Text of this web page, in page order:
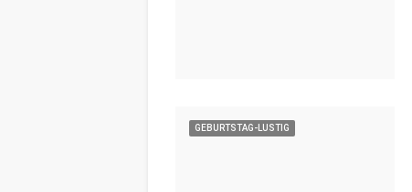
GEBURTSTAG-LUSTIG